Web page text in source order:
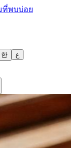
ที่พบบ่อย
한 ع